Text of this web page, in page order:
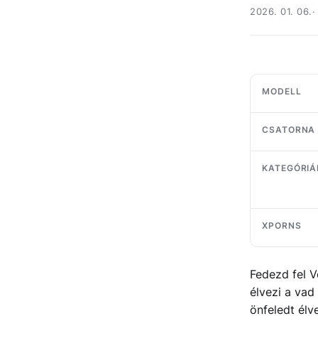
2026. 01. 06.
MODELL
CSATORNA
XPORNS
Fedezd fel
élvezi a vad
önfeledt